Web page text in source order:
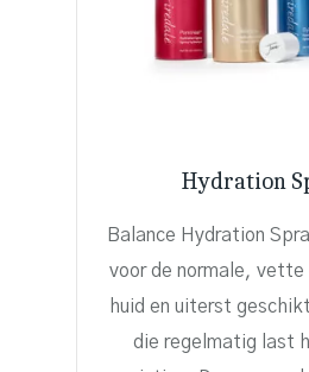
Hydration
Balance Hydration
voor de normale, vette
huid en uiterst
die regelmatig last